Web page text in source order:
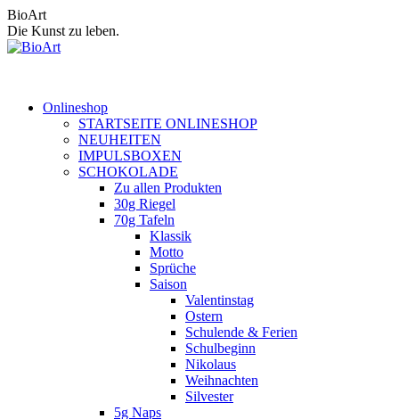
Zum
Inhalt
springen
BioArt
Die Kunst zu leben.
Onlineshop
STARTSEITE ONLINESHOP
NEUHEITEN
IMPULSBOXEN
SCHOKOLADE
Zu allen Produkten
30g Riegel
70g Tafeln
Klassik
Motto
Sprüche
Saison
Valentinstag
Ostern
Schulende & Ferien
Schulbeginn
Nikolaus
Weihnachten
Silvester
5g Naps